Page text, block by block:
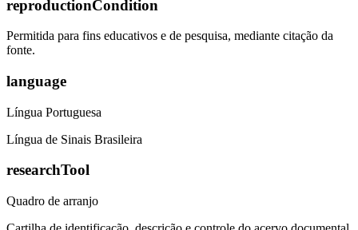
reproductionCondition
Permitida para fins educativos e de pesquisa, mediante citação da
fonte.
language
Língua Portuguesa
Língua de Sinais Brasileira
researchTool
Quadro de arranjo